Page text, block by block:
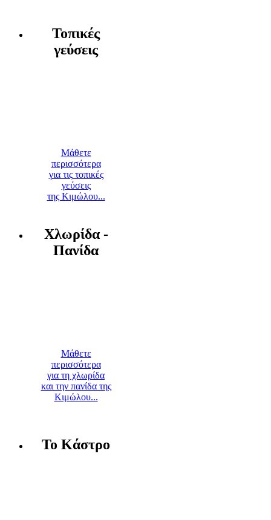
Τοπικές
γεύσεις
Μάθετε
περισσότερα
για τις τοπικές
γεύσεις
της Κιμώλου...
Χλωρίδα -
Πανίδα
Μάθετε
περισσότερα
για τη χλωρίδα
και την πανίδα της
Κιμώλου...
Το Κάστρο